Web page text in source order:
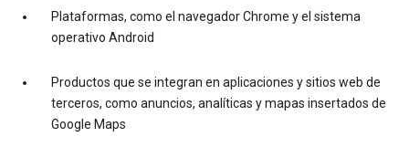
Plataformas, como el navegador Chrome y el sistema
operativo Android
Productos que se integran en aplicaciones y sitios web de
terceros, como anuncios, analíticas y mapas insertados de
Google Maps